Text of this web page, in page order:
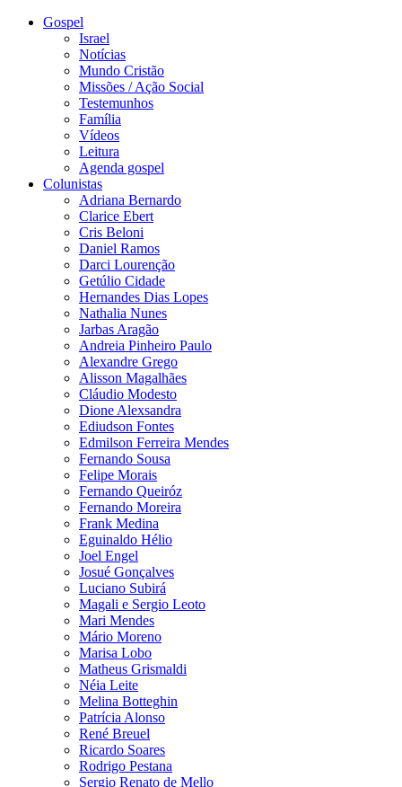
Gospel
Israel
Notícias
Mundo Cristão
Missões / Ação Social
Testemunhos
Família
Vídeos
Leitura
Agenda gospel
Colunistas
Adriana Bernardo
Clarice Ebert
Cris Beloni
Daniel Ramos
Darci Lourenção
Getúlio Cidade
Hernandes Dias Lopes
Nathalia Nunes
Jarbas Aragão
Andreia Pinheiro Paulo
Alexandre Grego
Alisson Magalhães
Cláudio Modesto
Dione Alexsandra
Ediudson Fontes
Edmilson Ferreira Mendes
Fernando Sousa
Felipe Morais
Fernando Queiróz
Fernando Moreira
Frank Medina
Eguinaldo Hélio
Joel Engel
Josué Gonçalves
Luciano Subirá
Magali e Sergio Leoto
Mari Mendes
Mário Moreno
Marisa Lobo
Matheus Grismaldi
Néia Leite
Melina Botteghin
Patrícia Alonso
René Breuel
Ricardo Soares
Rodrigo Pestana
Sergio Renato de Mello